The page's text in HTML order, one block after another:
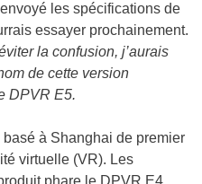
les spécifications de
essayer prochainement.
la confusion, j’aurais
de cette version
DPVR E5.
à Shanghai de premier
virtuelle (VR). Les